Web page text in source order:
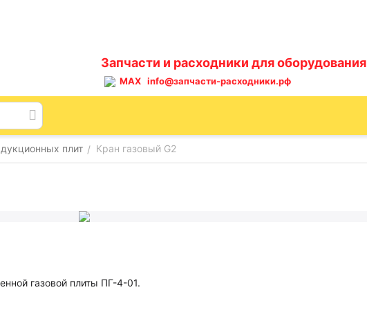
Запчасти и расходники для оборудования
MAX info@запчасти-расходники.рф
плит / Кран газовый G2
газовой плиты ПГ-4-01.